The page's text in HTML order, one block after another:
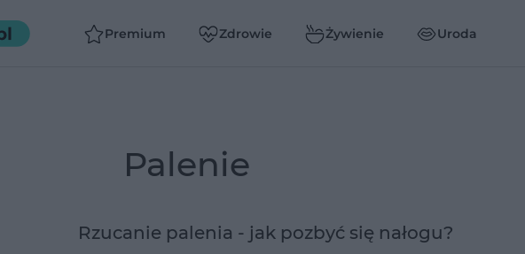
Premium Zdrowie Żywienie Uroda
palenie
Rzucanie palenia - jak pozbyć się nałogu?